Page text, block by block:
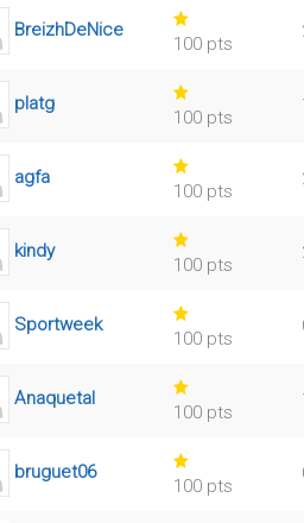
BreizhDeNice
100 pts
platg
100 pts
agfa
100 pts
kindy
100 pts
Sportweek
100 pts
Anaquetal
100 pts
bruguet06
100 pts